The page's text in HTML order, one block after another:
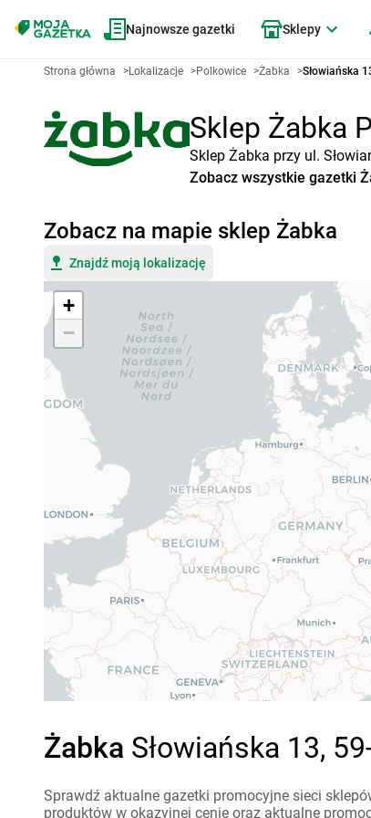
Najnowsze gazetki Sklepy
Strona główna >Lokalizacje >Polkowice >Żabka >Słowiańska
Sklep Żabka
Sklep Żabka przy ul.
Zobacz wszystkie gazetki
Zobacz na mapie sklep Żabka
Znajdź moją lokalizację
+
−
Żabka Słowiańska 13,
Sprawdź aktualne gazetki promocyjne sieci
produktów w okazyjnej cenie oraz aktualne